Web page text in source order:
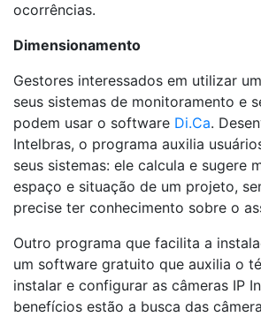
ocorrências.
Dimensionamento
Gestores interessados em utilizar
seus sistemas de monitoramento e
podem usar o software Di.Ca.
Intelbras, o programa auxilia
seus sistemas: ele calcula e sugere
espaço e situação de um projeto,
precise ter conhecimento sobre o
Outro programa que facilita a
um software gratuito que auxilia o
instalar e configurar as câmeras IP
benefícios estão a busca das